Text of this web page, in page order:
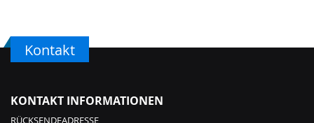
Kontakt
KONTAKT INFORMATIONEN
RÜCKSENDEADRESSE